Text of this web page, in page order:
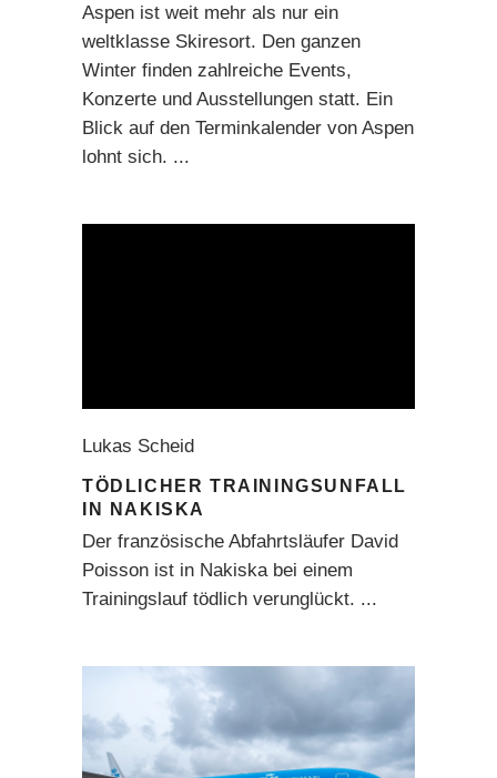
Aspen ist weit mehr als nur ein
weltklasse Skiresort. Den ganzen
Winter finden zahlreiche Events,
Konzerte und Ausstellungen statt. Ein
Blick auf den Terminkalender von Aspen
lohnt sich.
Lukas Scheid
TÖDLICHER TRAININGSUNFALL
IN NAKISKA
Der französische Abfahrtsläufer David
Poisson ist in Nakiska bei einem
Trainingslauf tödlich verunglückt.